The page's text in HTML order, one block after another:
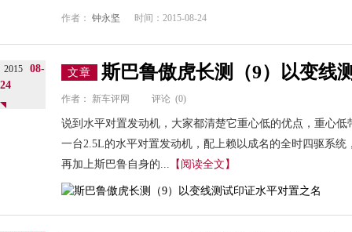
作者： 钟永坚 时间：2015-08-24
2015
08-
24
文章 斯巴鲁傲虎长测（9）以变线
作者： 新车评网 评论 (0)
说到水平对置发动机，大家都清楚它重心低的优点，重心
一台2.5L的水平对置发动机，配上赖以成名的全时四驱系
再加上斯巴鲁自身的... 【阅读全文】